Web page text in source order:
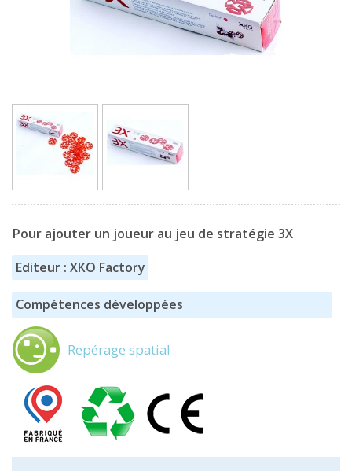
Pour ajouter un joueur au jeu de stratégie 3X
Editeur : XKO Factory
Compétences développées
Repérage spatial